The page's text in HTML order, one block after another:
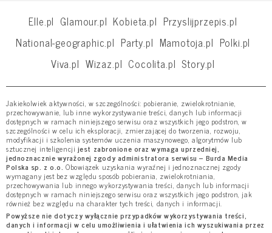
Elle.pl Glamour.pl Kobieta.pl Przyslijprzepis.pl
National-geographic.pl Party.pl Mamotoja.pl Polki.pl
Viva.pl Wizaz.pl Cocolita.pl Story.pl
Jakiekolwiek aktywności, w szczególności: pobieranie, zwielokrotnianie,
przechowywanie, lub inne wykorzystywanie treści, danych lub informacji
dostępnych w ramach niniejszego serwisu oraz wszystkich jego podstron, w
szczególności w celu ich eksploracji, zmierzającej do tworzenia, rozwoju,
modyfikacji i szkolenia systemów uczenia maszynowego, algorytmów lub
sztucznej inteligencji jest zabronione oraz wymaga uprzedniej,
jednoznacznie wyrażonej zgody administratora serwisu – Burda Media
Polska sp. z o.o. Obowiązek uzyskania wyraźnej i jednoznacznej zgody
wymagany jest bez względu sposób pobierania, zwielokrotniania,
przechowywania lub innego wykorzystywania treści, danych lub informacji
dostępnych w ramach niniejszego serwisu oraz wszystkich jego podstron, jak
również bez względu na charakter tych treści, danych i informacji.
Powyższe nie dotyczy wyłącznie przypadków wykorzystywania treści,
danych i informacji w celu umożliwienia i ułatwienia ich wyszukiwania przez